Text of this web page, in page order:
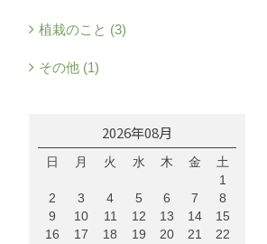
植栽のこと (3)
その他 (1)
2026年08月
日 月 火 水 木 金
土
1
2
3 4 5 6 7
8
9
10 11 12 13 14
15
16
17 18 19 20 21
22